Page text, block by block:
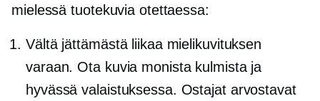
mielessä tuotekuvia otettaessa:
Vältä jättämästä liikaa mielikuvituksen
varaan. Ota kuvia monista kulmista ja
hyvässä valaistuksessa. Ostajat arvostavat